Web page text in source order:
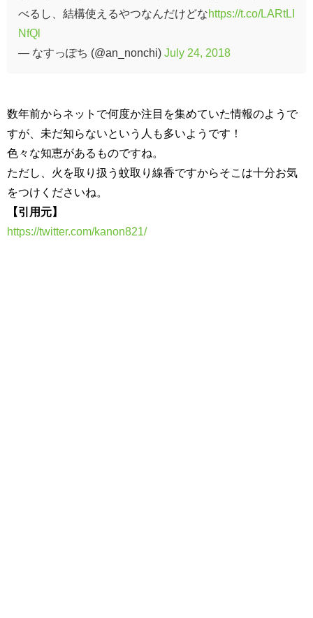
べるし、結構使えるやつなんだけどなhttps://t.co/LARtLI
NfQl
— なすっぽち (@an_nonchi) July 24, 2018
数年前からネットで何度か注目を集めていた情報のようで
すが、未だ知らないという人も多いようです！
色々な知恵があるものですね。
ただし、火を取り扱う蚊取り線香ですからそこは十分お気
をつけくださいね。
【引用元】
https://twitter.com/kanon821/